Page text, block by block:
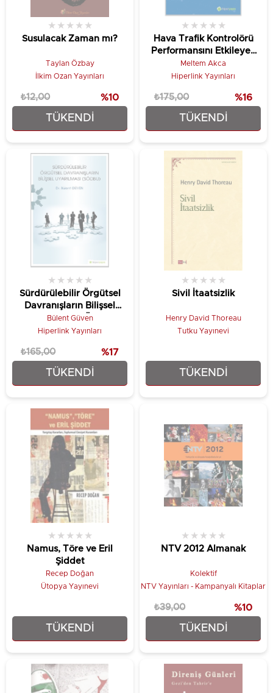
TÜKENDI
Susulacak Zaman mı?
★ ★ ★ ★ ★
Taylan Özbay
İlkim Ozan Yayınları
₺10,80
₺12,00 %10
TÜKENDI
Hava Trafik Kontrolörü
Performansını Etkileyen
Faktörler Havalimanı Yer
Seçimi ve Çalışma
★ ★ ★ ★ ★
Meltem Akca
Hiperlink Yayınları
₺147,25
₺175,00 %16
TÜKENDI
Sürdürülebilir Örgütsel
Davranışların Bilişsel
Uyarılması (SÖDBU)
★ ★ ★ ★ ★
Bülent Güven
Hiperlink Yayınları
₺137,75
₺165,00 %17
TÜKENDI
Sivil İtaatsizlik
★ ★ ★ ★ ★
Henry David Thoreau
Tutku Yayınevi
₺7,00
TÜKENDI
Namus, Töre ve Eril
Şiddet
★ ★ ★ ★ ★
Recep Doğan
Ütopya Yayınevi
₺320,00 TÜKENDI
NTV 2012 Almanak
★ ★ ★ ★ ★
Kolektif
NTV Yayınları - Kampanyalı Kitaplar
₺35,10
₺39,00 %10